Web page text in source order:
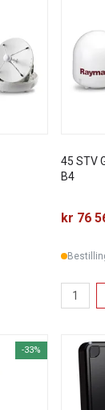
45 STV
B4
kr 76
-33%